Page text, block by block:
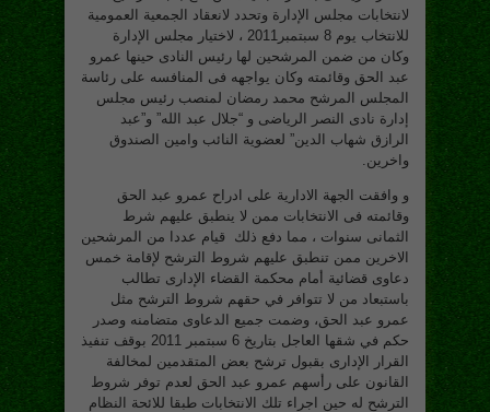
لانتخابات مجلس الإدارة وتحدد لانعقاد الجمعية العمومية
للانتخاب يوم 8 سبتمبر2011 ، لاختيار مجلس الإدارة
وكان من ضمن المرشحين لها رئيس النادى حينها عمرو
عبد الحق وقائمته وكان يواجهه فى المنافسه على رئاسة
المجلس المرشح محمد رمضان لمنصب رئيس مجلس
إدارة نادى النصر الرياضى و “جلال عبد الله” و”عبد
الرازق شهاب الدين” لعضوية النائب وامين الصندوق
واخرين.
و وافقت الجهة الادارية على ادراح عمرو عبد الحق
وقائمته فى الانتخابات ممن لا ينطبق عليهم شرط
الثمانى سنوات ، مما دفع ذلك قيام عددا من المرشحين
الاخرين ممن تنطبق عليهم شروط الترشح لإقامة خمس
دعاوى قضائية أمام محكمة القضاء الإدارى تطالب
باستبعاد من لا تتوافر في حقهم شروط الترشح مثل
عمرو عبد الحق، وضمت جميع الدعاوى متضامنه وصدر
حكم في شقها العاجل بتاريخ 6 سبتمبر 2011 بوقف تنفيذ
القرار الإدارى بقبول ترشح بعض المتقدمين لمخالفة
القانون على رأسهم عمرو عبد الحق لعدم توفر شروط
الترشح له حين اجراء تلك الانتخابات طبقا للائحة النظام